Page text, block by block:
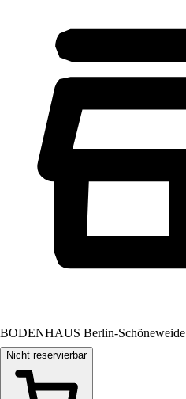
BODENHAUS Berlin-Schöneweide
Nicht reservierbar